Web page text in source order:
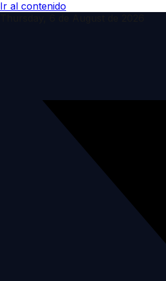
Ir al contenido